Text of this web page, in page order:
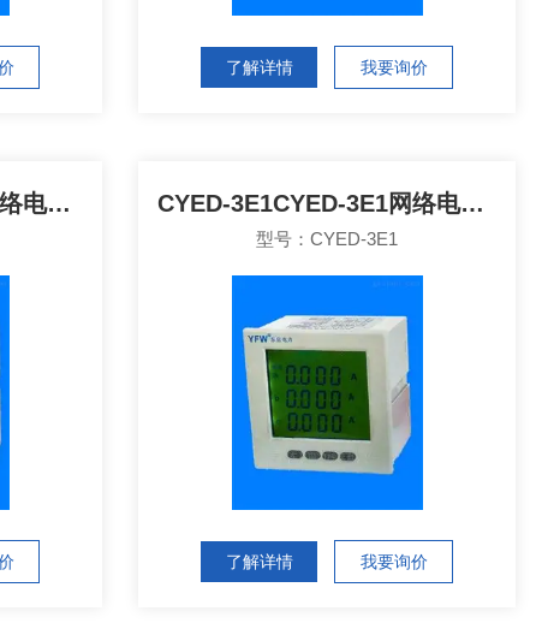
了解详情 我要询价
CYED-3E7CYED-3E7网络电力仪表 CYED-3E1CYED-3E1网络电力仪表
型号：CYED-3E1
了解详情 我要询价